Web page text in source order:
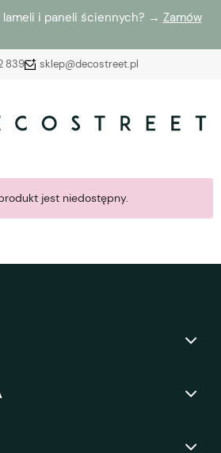
i paneli ściennych? → Zamów
839 sklep@decostreet.pl
jest niedostępny.